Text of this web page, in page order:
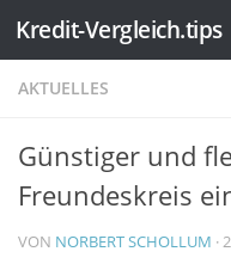
Zum Inhalt springen
Kredit-Vergleich.tips
AKTUELLES
Günstiger und
Freundeskreis
VON NORBERT SCHOLLUM ·